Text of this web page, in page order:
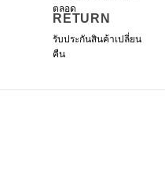
ตลอด
RETURN
รับประกันสินค้าเปลี่ยน
คืน